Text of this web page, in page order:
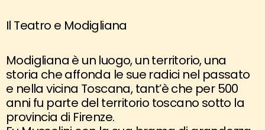
Il Teatro e Modigliana
Modigliana è un luogo, un territorio, una
storia che affonda le sue radici nel passato
e nella vicina Toscana, tant’è che per 500
anni fu parte del territorio toscano sotto la
provincia di Firenze.